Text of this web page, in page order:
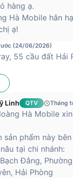
hàng ạ.
Hà Mobile hân
ạ!
(24/06/2026)
55 cầu đất Hải
Linh QTV Tháng
Hà Mobile
sản phẩm này
tại chi nhánh:
Đằng,
Hải Phòng